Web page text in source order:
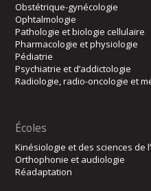
Obstétrique-gynécologie
Ophtalmologie
Pathologie et biologie cellulaire
Pharmacologie et physiologie
Pédiatrie
Psychiatrie et d’addictologie
Radiologie, radio-oncologie et
Écoles
Kinésiologie et des sciences de
Orthophonie et audiologie
Réadaptation